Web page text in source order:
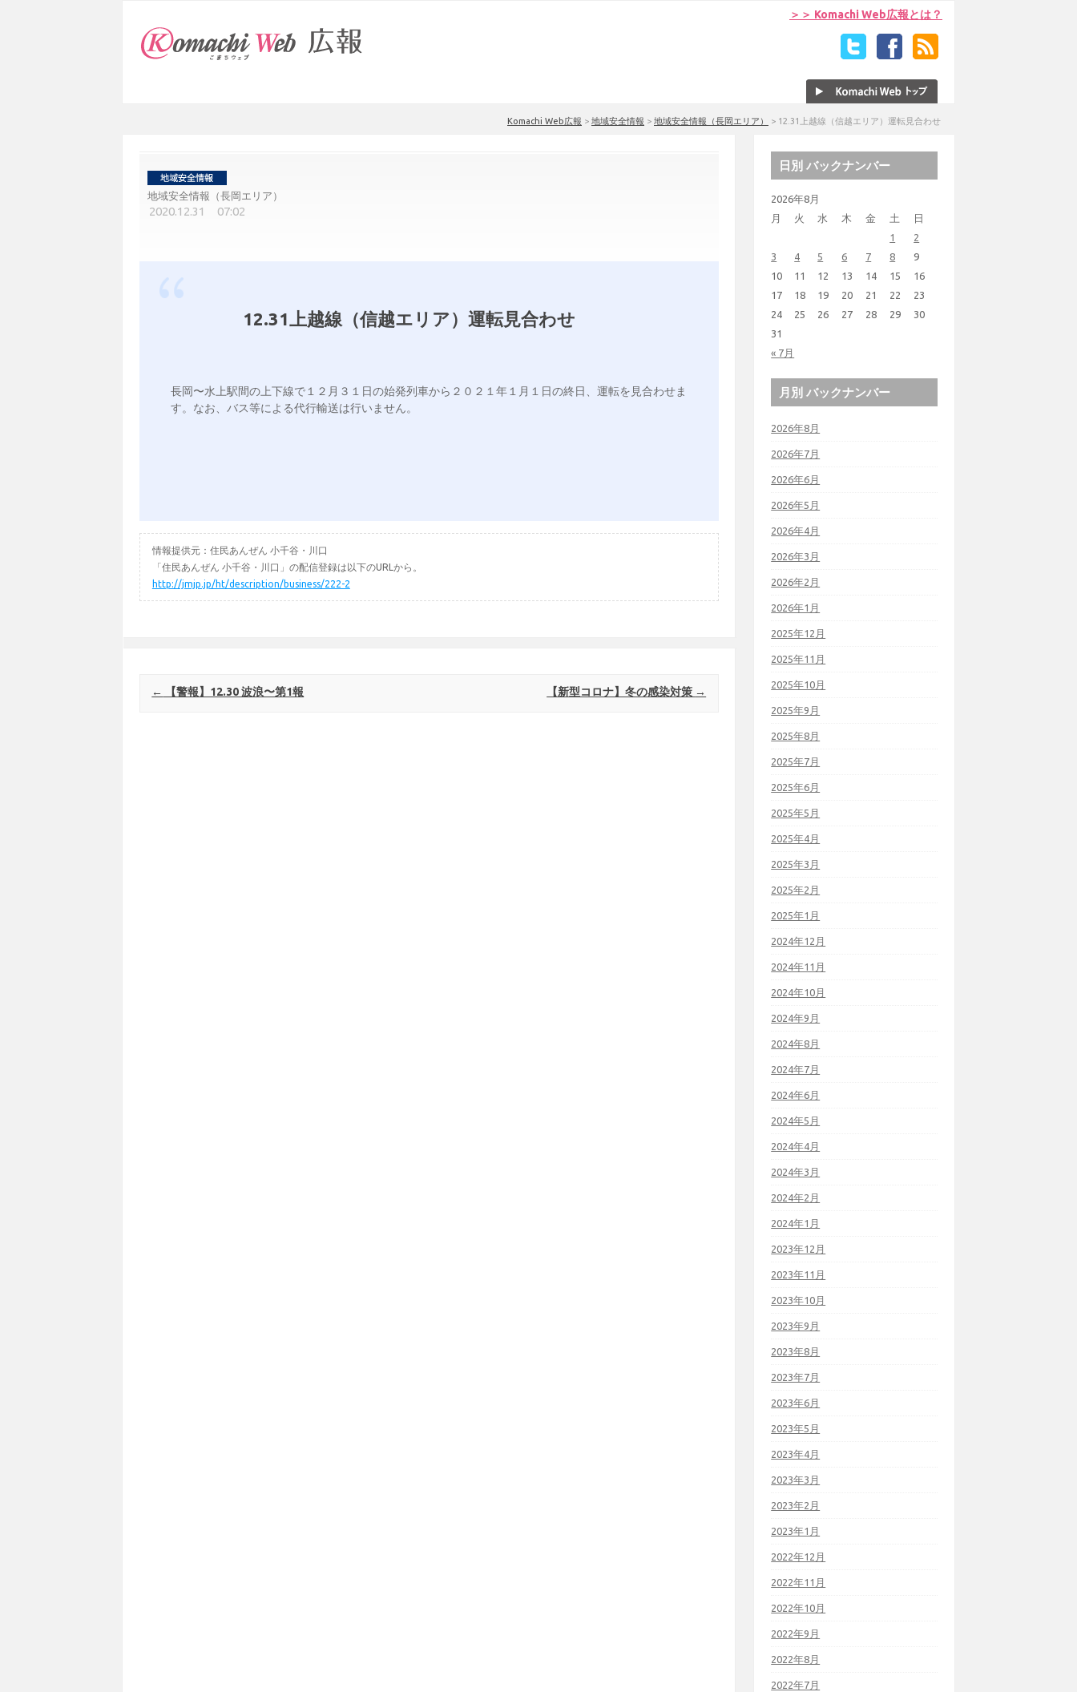
＞＞ Komachi Web広報とは？
Komachi Web広報 > 地域安全情報 > 地域安全情報（長岡エリア） > 12.31上越線（信越エリア）運転見合わせ
地域安全情報（長岡エリア）
2020.12.31 07:02
12.31上越線（信越エリア）運転見合わせ
長岡〜水上駅間の上下線で１２月３１日の始発列車から２０２１年１月１日の終日、運転を見合わせま
す。なお、バス等による代行輸送は行いません。
情報提供元：住民あんぜん 小千谷・川口
「住民あんぜん 小千谷・川口」の配信登録は以下のURLから。
http://jmjp.jp/ht/description/business/222-2
Post navigation
← 【警報】12.30 波浪〜第1報 【新型コロナ】冬の感染対策 →
日別 バックナンバー
2026年8月
月
火 水 木 金 土 日
« 7月
1
2
3
4 5 6 7 8
9
10
11 12 13 14 15
16
17
18 19 20 21 22
23
24
25 26 27 28 29
30
31
月別 バックナンバー
2026年8月
2026年7月
2026年6月
2026年5月
2026年4月
2026年3月
2026年2月
2026年1月
2025年12月
2025年11月
2025年10月
2025年9月
2025年8月
2025年7月
2025年6月
2025年5月
2025年4月
2025年3月
2025年2月
2025年1月
2024年12月
2024年11月
2024年10月
2024年9月
2024年8月
2024年7月
2024年6月
2024年5月
2024年4月
2024年3月
2024年2月
2024年1月
2023年12月
2023年11月
2023年10月
2023年9月
2023年8月
2023年7月
2023年6月
2023年5月
2023年4月
2023年3月
2023年2月
2023年1月
2022年12月
2022年11月
2022年10月
2022年9月
2022年8月
2022年7月